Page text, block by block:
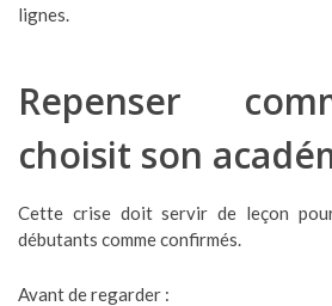
lignes.
Repenser
choisit son
Cette crise doit servir de leçon
débutants comme confirmés.
Avant de regarder :